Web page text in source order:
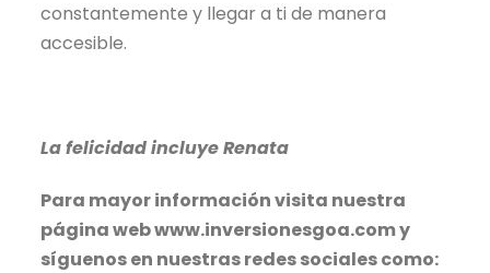
constantemente y llegar a ti de manera
accesible.
La felicidad incluye Renata
Para mayor información visita nuestra
página web www.inversionesgoa.com y
síguenos en nuestras redes sociales como: